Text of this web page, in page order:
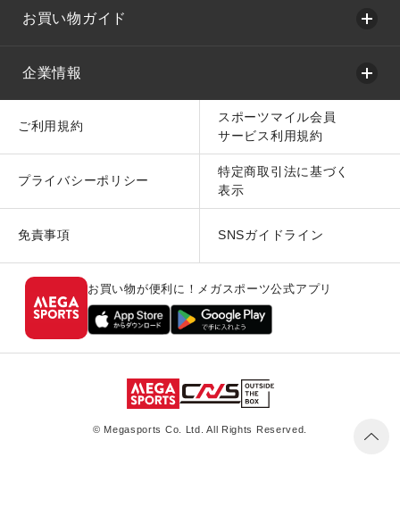
お買い物ガイド
企業情報
ご利用規約
スポーツマイル会員
サービス利用規約
プライバシーポリシー
特定商取引法に基づく
表示
免責事項 SNSガイドライン
お買い物が便利に！メガスポーツ公式アプリ
© Megasports Co. Ltd. All Rights Reserved.